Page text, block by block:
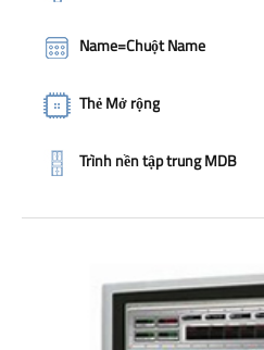
Name=Chuột Name
Thẻ Mở rộng
Trình nền tập trung MDB